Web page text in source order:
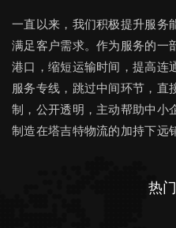
一直以来，我们积极提升服务
满足客户需求。作为服务的一
港口，缩短运输时间，提高连
服务专线，跳过中间环节，直
制，公开透明，主动帮助中小
制造在塔吉特物流的加持下远
热